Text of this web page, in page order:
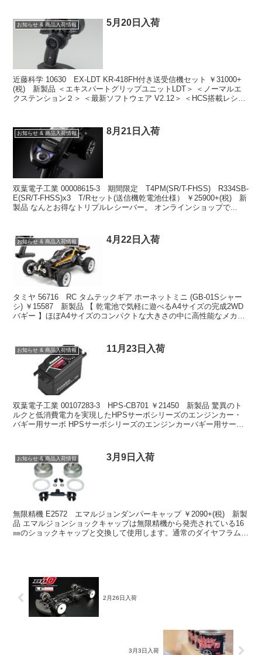
お知らせ & 商品入荷情報 5月20日入荷
近藤科学 10630 EX-LDT KR-418FH付き送受信機セット ￥31000+
(税) 新製品 ＜エキスパートグリップユニットLDT＞ ＜ノーマルエ
クステンション２​＞ ＜最新ソフトウェア V2.12＞ ＜HCS搭載レシー
お知らせ & 商品入荷情報 8月21日入荷
双葉電子工業 00008615-3 期間限定 T4PM(SR/T-FHSS) R334SB-
E(SR/T-FHSS)x3 T/Rセット(送信機乾電池仕様） ￥25900+(税) 新
製品 なんとお得なトリプルレシーバー。 オンラインショップで...
お知らせ & 商品入荷情報 4月22日入荷
タミヤ 56716 RC タムテックギア ホーネットミニ (GB-01Sシャー
シ) ￥15587 新製品 【 乾電池で気軽に遊べるA4サイズの完成2WD
バギー 】ほぼA4サイズのコンパクトな大きさの中に高性能なメカニ
お知らせ & 商品入荷情報 11月23日入荷
双葉電子工業 00107283-3 HPS-CB701 ￥21450 新製品 驚異のト
ルクと低消費電力を実現したHPSサーボシリーズのエンジンカー・
バギー用サーボ HPSサーボシリーズのエンジンカーバギー用サーボ
お知らせ & 商品入荷情報 3月9日入荷
無限精機 E2572 エマルジョンダンパーキャップ ￥2090+(税) 新製
品 エマルジョンショックキャップは無限精機から発売されている16
㎜のショックキャップと交換して使用します。通常のダイヤフラムも
2月26日入荷
3月3日入荷